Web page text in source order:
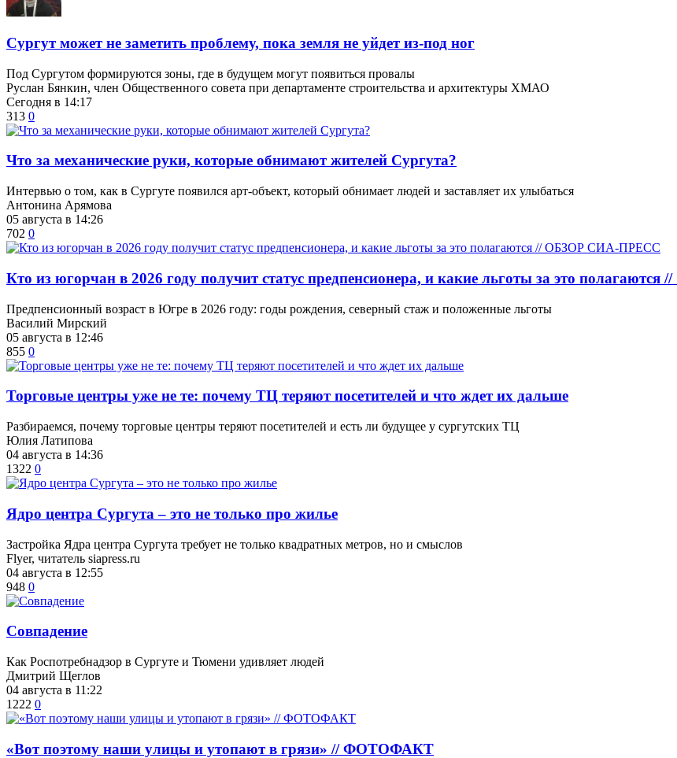
Сургут может не заметить проблему, пока земля не уйдет из-под ног
Под Сургутом формируются зоны, где в будущем могут появиться провалы
Руслан Бянкин, член Общественного совета при департаменте строительства и архитектуры ХМАО
Сегодня в 14:17
313 0
​Что за механические руки, которые обнимают жителей Сургута?
Интервью о том, как в Сургуте появился арт-объект, который обнимает людей и заставляет их улыбаться
Антонина Арямова
05 августа в 14:26
702 0
Кто из югорчан в 2026 году получит статус предпенсионера, и какие льготы за это
Предпенсионный возраст в Югре в 2026 году: годы рождения, северный стаж и положенные льготы
Василий Мирский
05 августа в 12:46
855 0
Торговые центры уже не те: почему ТЦ теряют посетителей и что ждет их дальше
Разбираемся, почему торговые центры теряют посетителей и есть ли будущее у сургутских ТЦ
Юлия Латипова
04 августа в 14:36
1322 0
​Ядро центра Сургута ‒ это не только про жилье
Застройка Ядра центра Сургута требует не только квадратных метров, но и смыслов
Flyer, читатель siapress.ru
04 августа в 12:55
948 0
​Совпадение
Как Роспотребнадзор в Сургуте и Тюмени удивляет людей
Дмитрий Щеглов
04 августа в 11:22
1222 0
«Вот поэтому наши улицы и утопают в грязи» // ФОТОФАКТ